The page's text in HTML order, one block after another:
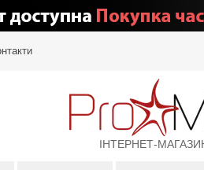
ІНТЕРНЕТ-